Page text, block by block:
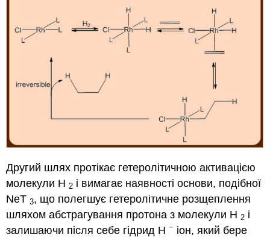
Другий шлях протікає гетеролітичною активацією
молекули H 2 і вимагає наявності основи, подібної
NeT3, що полегшує гетеролітичне розщеплення
шляхом абстрагування протона з молекули H 2 і
залишаючи після себе гідрид H− іон, який бере